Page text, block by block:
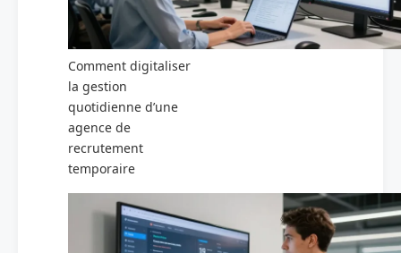
Comment digitaliser
la gestion
quotidienne d’une
agence de
recrutement
temporaire